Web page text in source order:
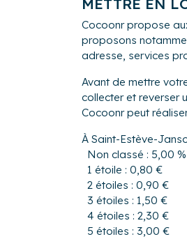
METTRE EN
Cocoonr propose
proposons
adresse, services
Avant de mettre
collecter et reverser
Cocoonr peut
À Saint-Estève-
Non classé : 5,00 %
1 étoile : 0,80 €
2 étoiles : 0,90 €
3 étoiles : 1,50 €
4 étoiles : 2,30 €
5 étoiles : 3,00 €